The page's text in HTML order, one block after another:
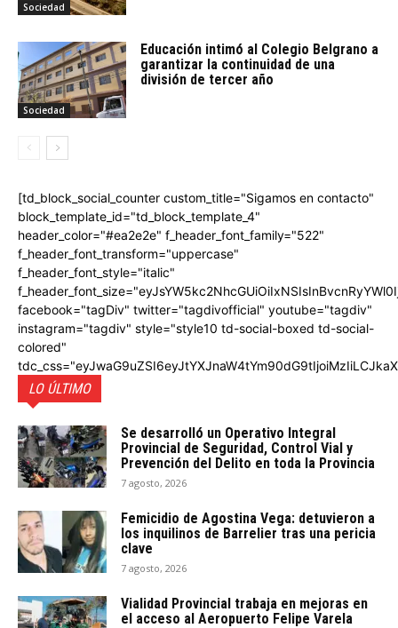
Sociedad
Sociedad
Educación intimó al Colegio Belgrano a
garantizar la continuidad de una
división de tercer año
[td_block_social_counter custom_title="Sigamos en contacto"
block_template_id="td_block_template_4"
header_color="#ea2e2e" f_header_font_family="522"
f_header_font_transform="uppercase"
f_header_font_style="italic"
facebook="tagDiv" twitter="tagdivofficial" youtube="tagdiv"
instagram="tagdiv" style="style10 td-social-boxed td-social-
colored"
LO ÚLTIMO
Se desarrolló un Operativo Integral
Provincial de Seguridad, Control Vial y
Prevención del Delito en toda la Provincia
7 agosto, 2026
Femicidio de Agostina Vega: detuvieron a
los inquilinos de Barrelier tras una pericia
clave
7 agosto, 2026
Vialidad Provincial trabaja en mejoras en
el acceso al Aeropuerto Felipe Varela